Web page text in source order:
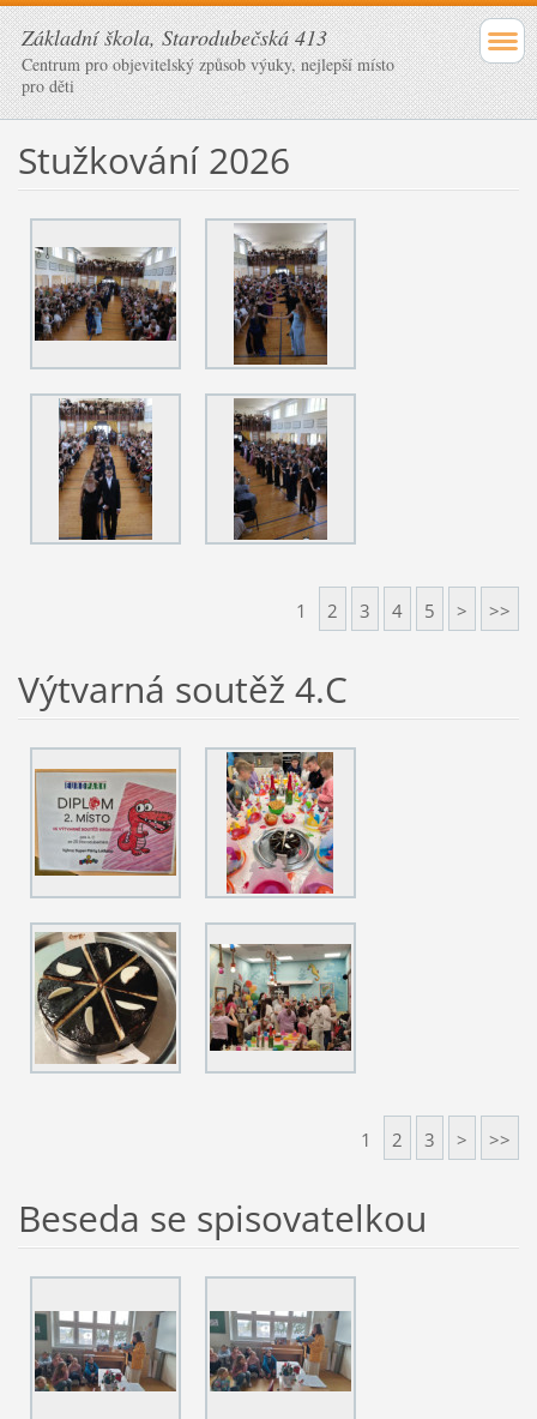
Základní škola, Starodubečská 413
Centrum pro objevitelský způsob výuky, nejlepší místo
pro děti
Stužkování 2026
1 2 3 4 5 > >>
Výtvarná soutěž 4.C
1 2 3 > >>
Beseda se spisovatelkou